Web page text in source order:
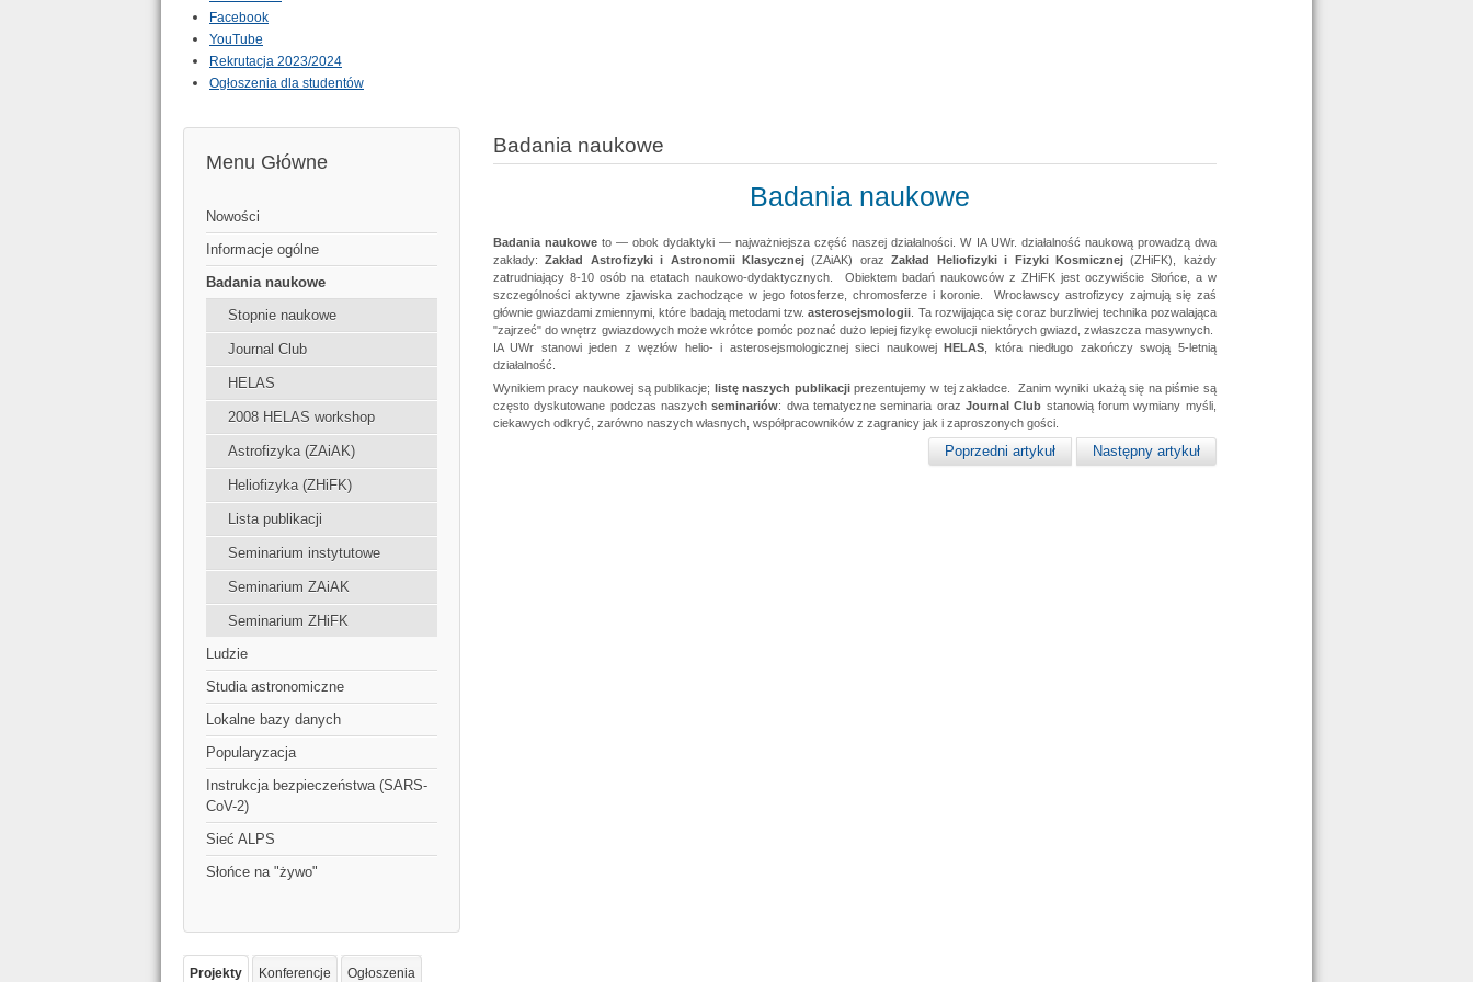
Facebook
YouTube
Rekrutacja 2023/2024
Ogłoszenia dla studentów
Menu Główne
Nowości
Informacje ogólne
Badania naukowe
Stopnie naukowe
Journal Club
HELAS
2008 HELAS workshop
Astrofizyka (ZAiAK)
Heliofizyka (ZHiFK)
Lista publikacji
Seminarium instytutowe
Seminarium ZAiAK
Seminarium ZHiFK
Ludzie
Studia astronomiczne
Lokalne bazy danych
Popularyzacja
Instrukcja bezpieczeństwa (SARS-
CoV-2)
Sieć ALPS
Słońce na "żywo"
Projekty Konferencje Ogłoszenia
Badania naukowe
Badania naukowe
Badania naukoweto — obok dydaktyki — najważniejsza część naszej działalności. W IA UWr. działalność naukową prowadzą dwa
zakłady:Zakład Astrofizyki i Astronomii Klasycznej(ZAiAK) orazZakład Heliofizyki i Fizyki Kosmicznej(ZHiFK), każdy
zatrudniający 8-10 osób na etatach naukowo-dydaktycznych. Obiektem badań naukowców z ZHiFK jest oczywiście Słońce, a w
szczególności aktywne zjawiska zachodzące w jego fotosferze, chromosferze i koronie. Wrocławscy astrofizycy zajmują się zaś
głównie gwiazdami zmiennymi, które badają metodami tzw.asterosejsmologii . Ta rozwijająca się coraz burzliwiej technika pozwalająca
"zajrzeć" do wnętrz gwiazdowych może wkrótce pomóc poznać dużo lepiej fizykę ewolucji niektórych gwiazd, zwłaszcza masywnych.
IA UWr stanowi jeden z węzłów helio- i asterosejsmologicznej sieci naukowejHELAS , która niedługo zakończy swoją 5-letnią
działalność.
Wynikiem pracy naukowej są publikacje; listę naszych publikacjiprezentujemy w tej zakładce. Zanim wyniki ukażą się na piśmie są
często dyskutowane podczas naszychseminariów: dwa tematyczne seminaria orazJournal Club stanowią forum wymiany myśli,
ciekawych odkryć, zarówno naszych własnych, współpracowników z zagranicy jak i zaproszonych gości.
Poprzedni artykuł Następny artykuł